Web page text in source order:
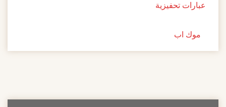
عبارات تحفيزية
موك اب